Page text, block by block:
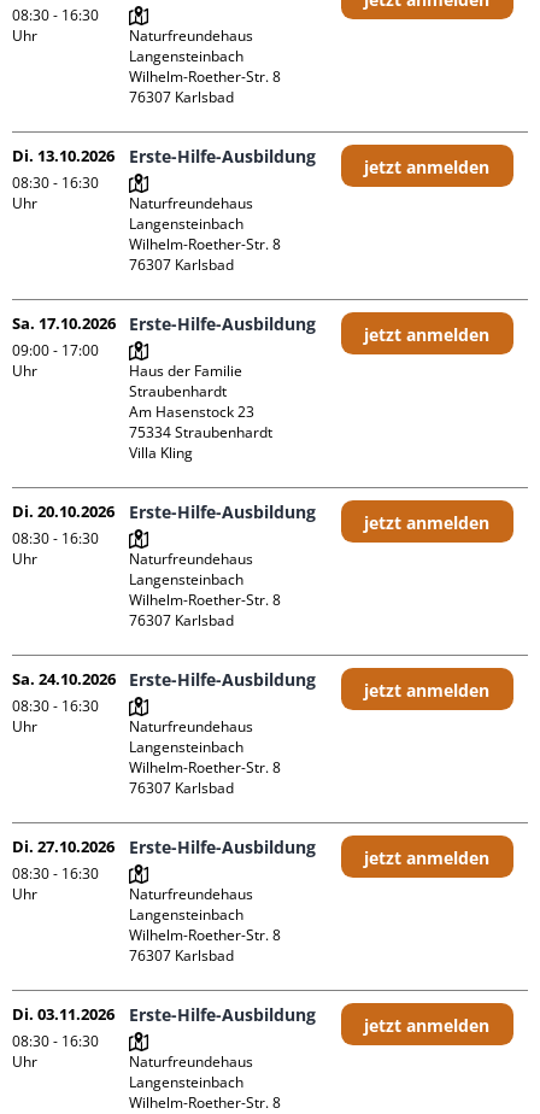
08:30 - 16:30
Uhr
Naturfreundehaus
Langensteinbach
Wilhelm-Roether-Str. 8
Di. 13.10.2026
08:30 - 16:30
Uhr
Erste-Hilfe-Ausbildung
Naturfreundehaus
Langensteinbach
Wilhelm-Roether-Str. 8
jetzt anmelden
Sa. 17.10.2026
09:00 - 17:00
Uhr
Erste-Hilfe-Ausbildung
Haus der Familie
Straubenhardt
Am Hasenstock 23
75334 Straubenhardt
Villa Kling
jetzt anmelden
Di. 20.10.2026
08:30 - 16:30
Uhr
Erste-Hilfe-Ausbildung
Naturfreundehaus
Langensteinbach
Wilhelm-Roether-Str. 8
jetzt anmelden
Sa. 24.10.2026
08:30 - 16:30
Uhr
Erste-Hilfe-Ausbildung
Naturfreundehaus
Langensteinbach
Wilhelm-Roether-Str. 8
jetzt anmelden
Di. 27.10.2026
08:30 - 16:30
Uhr
Erste-Hilfe-Ausbildung
Naturfreundehaus
Langensteinbach
Wilhelm-Roether-Str. 8
jetzt anmelden
Di. 03.11.2026
08:30 - 16:30
Uhr
Erste-Hilfe-Ausbildung
Naturfreundehaus
Langensteinbach
Wilhelm-Roether-Str. 8
jetzt anmelden